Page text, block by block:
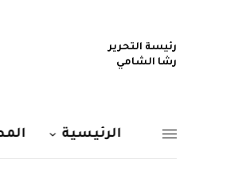
رئيسة التحرير
رشا الشامي
الرئيسية